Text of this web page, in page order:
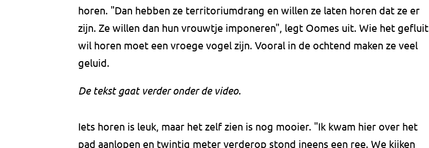
horen. "Dan hebben ze territoriumdrang en willen ze laten horen dat ze er
zijn. Ze willen dan hun vrouwtje imponeren", legt Oomes uit. Wie het gefluit
wil horen moet een vroege vogel zijn. Vooral in de ochtend maken ze veel
geluid.
De tekst gaat verder onder de video.
Iets horen is leuk, maar het zelf zien is nog mooier. "Ik kwam hier over het
pad aanlopen en twintig meter verderop stond ineens een ree. We kijken